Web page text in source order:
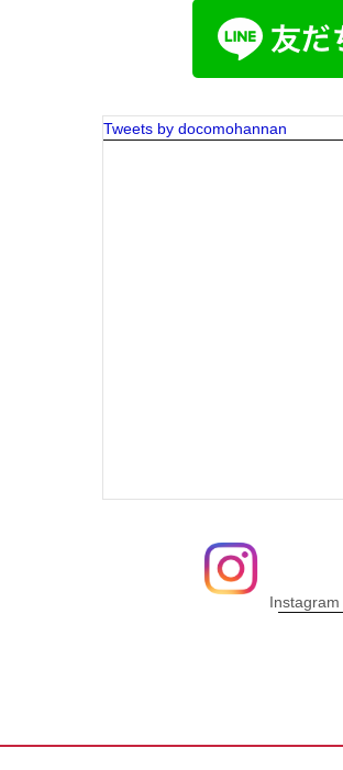
Tweets by docomohannan
Instagram